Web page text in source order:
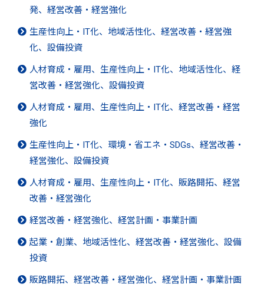
発、経営改善・経営強化
生産性向上・IT化、地域活性化、経営改善・経営強
化、設備投資
人材育成・雇用、生産性向上・IT化、地域活性化、経
営改善・経営強化、設備投資
人材育成・雇用、生産性向上・IT化、経営改善・経営
強化
生産性向上・IT化、環境・省エネ・SDGs、経営改善・
経営強化、設備投資
人材育成・雇用、生産性向上・IT化、販路開拓、経営
改善・経営強化
経営改善・経営強化、経営計画・事業計画
起業・創業、地域活性化、経営改善・経営強化、設備
投資
販路開拓、経営改善・経営強化、経営計画・事業計画